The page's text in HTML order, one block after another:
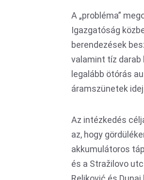
A „probléma”
Igazgatóság
berendezések
valamint tíz darab
legalább ötórás
áramszünetek
Az intézkedés
az, hogy
akkumulátoros
és a Stražilovo